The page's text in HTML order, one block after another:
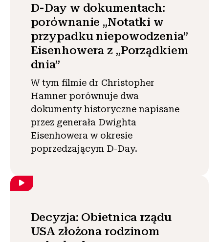
D-Day w dokumentach:
porównanie „Notatki w
przypadku niepowodzenia”
Eisenhowera z „Porządkiem
dnia”
W tym filmie dr Christopher
Hamner porównuje dwa
dokumenty historyczne napisane
przez generała Dwighta
Eisenhowera w okresie
poprzedzającym D-Day.
Decyzja: Obietnica rządu
USA złożona rodzinom